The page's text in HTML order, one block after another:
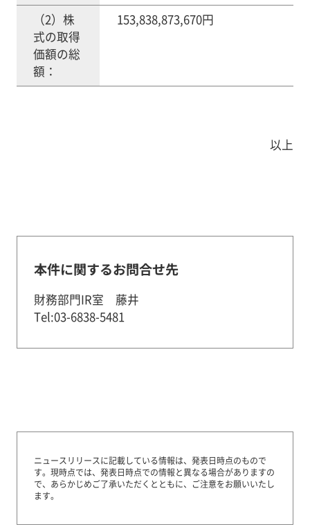
（2）株
式の取得
価額の総
額：
153,838,873,670円
以上
本件に関するお問合せ先
財務部門IR室 藤井
Tel:03-6838-5481
ニュースリリースに記載している情報は、発表日時点のもので
す。 現時点では、発表日時点での情報と異なる場合がありますの
で、あらかじめご了承いただくとともに、ご注意をお願いいたし
ます。